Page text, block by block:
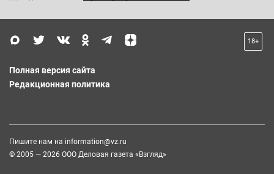
18+
Полная версия сайта
Редакционная политика
Пишите нам на information@vz.ru
© 2005 — 2026 ООО Деловая газета «Взгляд»